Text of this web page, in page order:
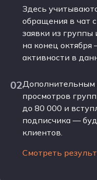
Здесь
обращения в чат
заявки из
на конец
активности в
02Дополнительным
просмотров
до 80 000 и
подписчика —
клиентов.
Смотреть